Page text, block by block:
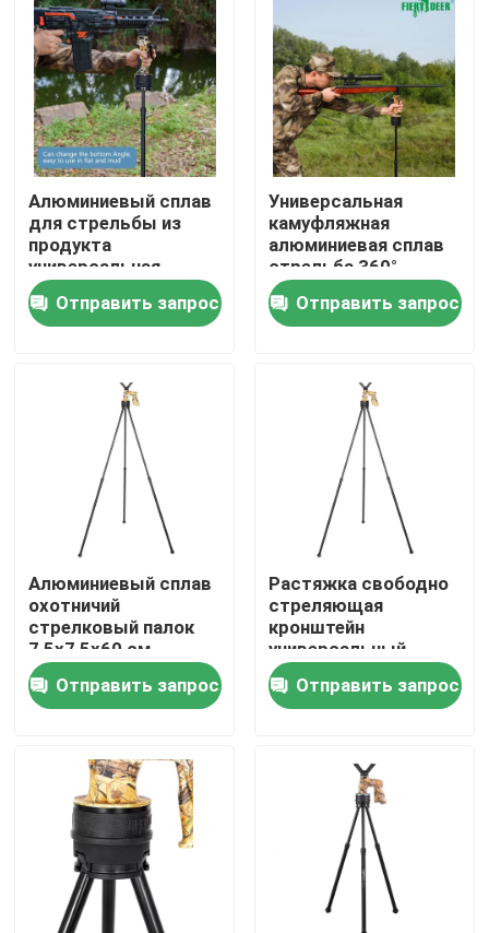
Главная страница
VR - шоу
О Компании
Наша фабрика
контроль качества
контактные данные
Отправить запрос
Охотничье скобки
Алюминиевый сплав
для стрельбы из
продукта
универсальная
совместимость DX-
004-02GEN6
Отправить запрос
Универсальная
камуфляжная
алюминиевая сплав
стрельба 360°
вращаемая для
точной охоты
Отправить запрос
Алюминиевый сплав
охотничий
стрелковый палок
7,5x7,5x60 см
Отправить запрос
Растяжка свободно
стреляющая
кронштейн
универсальный
алюминиевый сплав
Влоггинг
Отправить запрос